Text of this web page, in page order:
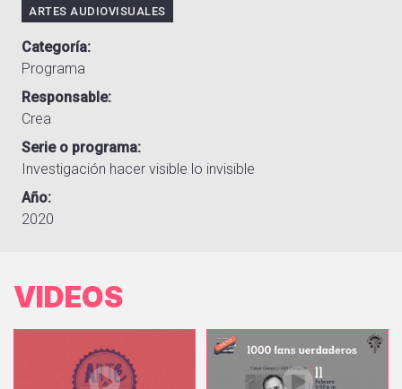
ARTES AUDIOVISUALES
Categoría
Programa
Responsable
Crea
Serie o programa
Investigación hacer visible lo invisible
Año
2020
VIDEOS